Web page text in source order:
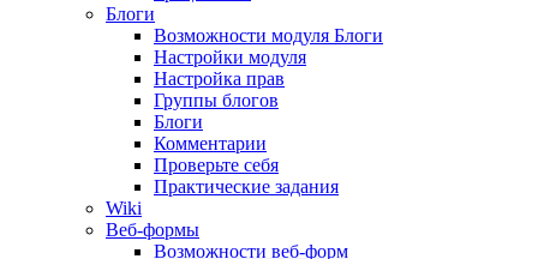
Блоги
Возможности модуля Блоги
Настройки модуля
Настройка прав
Группы блогов
Блоги
Комментарии
Проверьте себя
Практические задания
Wiki
Веб-формы
Возможности веб-форм